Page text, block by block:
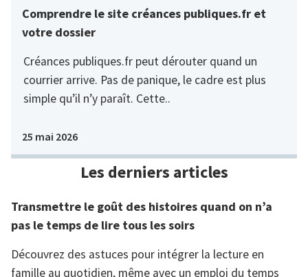
Comprendre le site créances publiques.fr et
votre dossier
Créances publiques.fr peut dérouter quand un
courrier arrive. Pas de panique, le cadre est plus
simple qu’il n’y paraît. Cette..
25 mai 2026
Les derniers articles
Transmettre le goût des histoires quand on n’a
pas le temps de lire tous les soirs
Découvrez des astuces pour intégrer la lecture en
famille au quotidien, même avec un emploi du temps